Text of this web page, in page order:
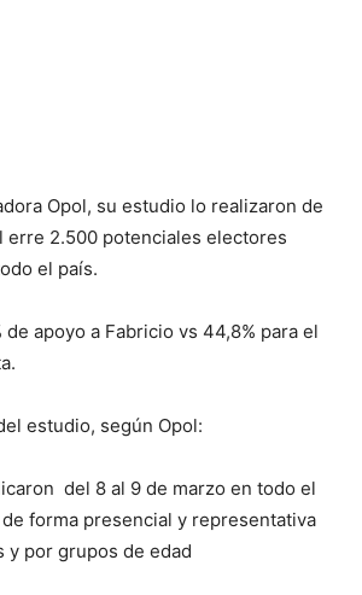
Opol, su estudio lo realizaron de
erre 2.500 potenciales electores
el país.
de apoyo a Fabricio vs 44,8% para el
estudio, según Opol:
del 8 al 9 de marzo en todo el
forma presencial y representativa
y por grupos de edad